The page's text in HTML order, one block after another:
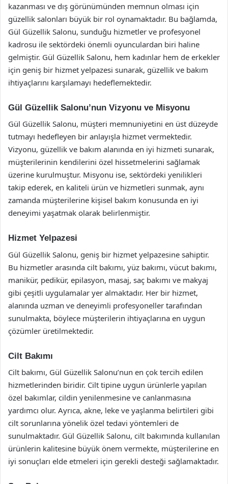
kazanması ve dış görünümünden memnun olması için
güzellik salonları büyük bir rol oynamaktadır. Bu bağlamda,
Gül Güzellik Salonu, sunduğu hizmetler ve profesyonel
kadrosu ile sektördeki önemli oyunculardan biri haline
gelmiştir. Gül Güzellik Salonu, hem kadınlar hem de erkekler
için geniş bir hizmet yelpazesi sunarak, güzellik ve bakım
ihtiyaçlarını karşılamayı hedeflemektedir.
Gül Güzellik Salonu’nun Vizyonu ve Misyonu
Gül Güzellik Salonu, müşteri memnuniyetini en üst düzeyde
tutmayı hedefleyen bir anlayışla hizmet vermektedir.
Vizyonu, güzellik ve bakım alanında en iyi hizmeti sunarak,
müşterilerinin kendilerini özel hissetmelerini sağlamak
üzerine kurulmuştur. Misyonu ise, sektördeki yenilikleri
takip ederek, en kaliteli ürün ve hizmetleri sunmak, aynı
zamanda müşterilerine kişisel bakım konusunda en iyi
deneyimi yaşatmak olarak belirlenmiştir.
Hizmet Yelpazesi
Gül Güzellik Salonu, geniş bir hizmet yelpazesine sahiptir.
Bu hizmetler arasında cilt bakımı, yüz bakımı, vücut bakımı,
manikür, pedikür, epilasyon, masaj, saç bakımı ve makyaj
gibi çeşitli uygulamalar yer almaktadır. Her bir hizmet,
alanında uzman ve deneyimli profesyoneller tarafından
sunulmakta, böylece müşterilerin ihtiyaçlarına en uygun
çözümler üretilmektedir.
Cilt Bakımı
Cilt bakımı, Gül Güzellik Salonu’nun en çok tercih edilen
hizmetlerinden biridir. Cilt tipine uygun ürünlerle yapılan
özel bakımlar, cildin yenilenmesine ve canlanmasına
yardımcı olur. Ayrıca, akne, leke ve yaşlanma belirtileri gibi
cilt sorunlarına yönelik özel tedavi yöntemleri de
sunulmaktadır. Gül Güzellik Salonu, cilt bakımında kullanılan
ürünlerin kalitesine büyük önem vermekte, müşterilerine en
iyi sonuçları elde etmeleri için gerekli desteği sağlamaktadır.